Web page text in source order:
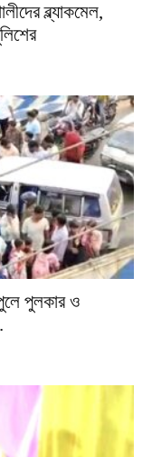
ব্ল্যাকমেল,
পুলকার ও